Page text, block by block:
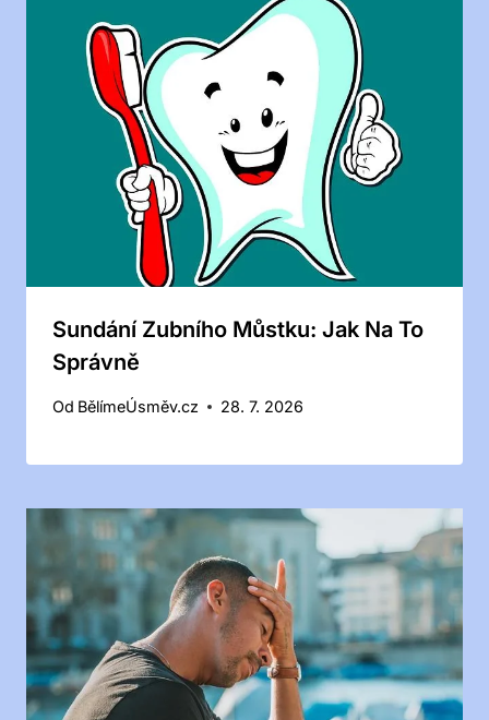
Sundání Zubního Můstku: Jak Na To
Správně
Od BělímeÚsměv.cz 28. 7. 2026